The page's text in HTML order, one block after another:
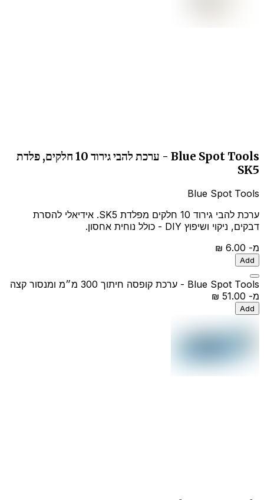
Blue Spot Tools - ערכת להבי גירוד 10 חלקים, פלדת
SK5
Blue Spot Tools
ערכת להבי גירוד 10 חלקים מפלדת SK5. אידיאלי להסרת
דבקים, ניקוי ושיפוץ DIY - כולל נוחית אחסון.
מ-
Add
Blue Spot Tools - ערכת קופסה חיתוך 300 מ״מ ומנסור קצה
מ-
Add